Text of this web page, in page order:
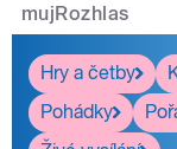
mujRozhlas
Hry a četby
Pohádky